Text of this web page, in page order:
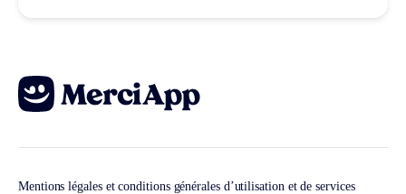
Mentions légales et conditions générales d’utilisation et de services